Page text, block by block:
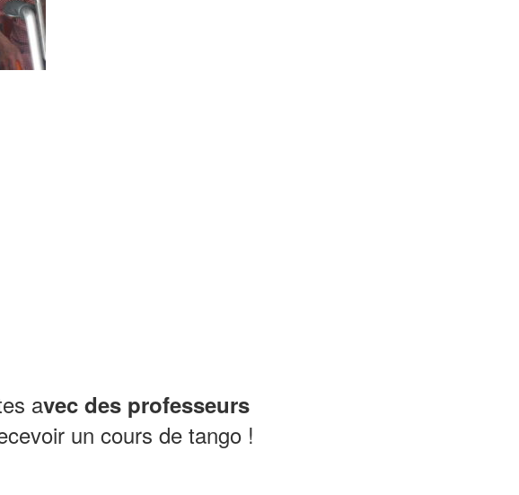
avec des professeurs
un cours de tango !